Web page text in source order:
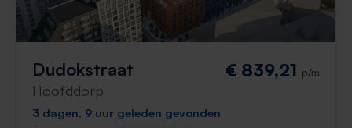
Dudokstraat
Hoofddorp
€ 839,21 p/m
3 dagen, 9 uur geleden gevonden